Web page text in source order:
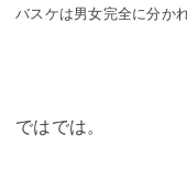
バスケは男女完全に分か
ではでは。